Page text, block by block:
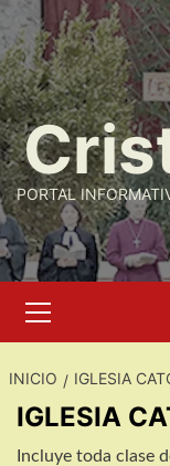
Saltar
al
contenido
PORTAL
primario
INICIO IGLESIA
IGLESIA
Incluye toda clase